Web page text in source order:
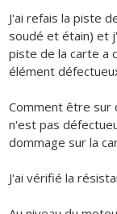
J'ai refais la piste
soudé et étain) et
piste de la carte a
élément
Comment être sur
n'est pas
dommage sur la
J'ai vérifié la